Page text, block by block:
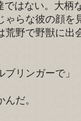
ではない。大柄
ゃらな彼の顔を
荒野で野獣に出
ブリンガーで」
だ。